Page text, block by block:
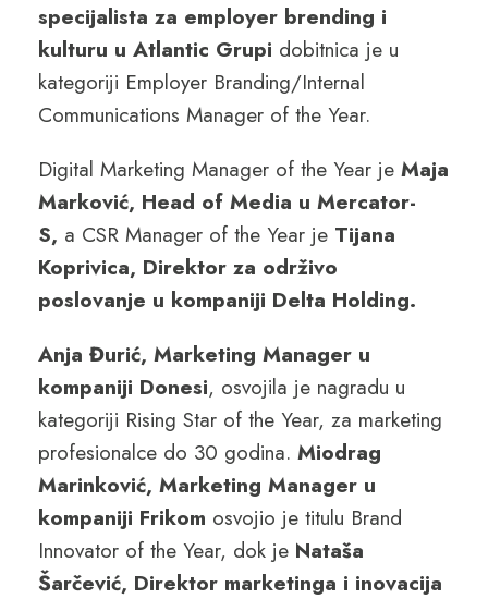
specijalista za employer brending i
kulturu u Atlantic Grupi dobitnica je u
kategoriji Employer Branding/Internal
Communications Manager of the Year.
Digital Marketing Manager of the Year je Maja
Marković, Head of Media u Mercator-
S, a CSR Manager of the Year je Tijana
Koprivica, Direktor za održivo
poslovanje u kompaniji Delta Holding.
Anja Đurić, Marketing Manager u
kompaniji Donesi, osvojila je nagradu u
kategoriji Rising Star of the Year, za marketing
profesionalce do 30 godina. Miodrag
Marinković, Marketing Manager u
kompaniji Frikom osvojio je titulu Brand
Innovator of the Year, dok je Nataša
Šarčević, Direktor marketinga i inovacija